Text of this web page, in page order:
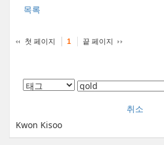
목록
첫 페이지 1 끝 페이지
취소
Kwon Kisoo